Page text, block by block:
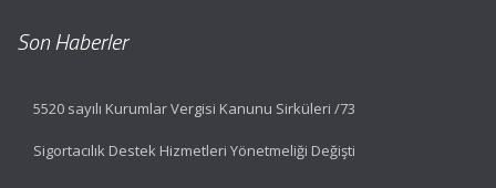
Son Haberler
5520 sayılı Kurumlar Vergisi Kanunu Sirküleri /73
Sigortacılık Destek Hizmetleri Yönetmeliği Değişti